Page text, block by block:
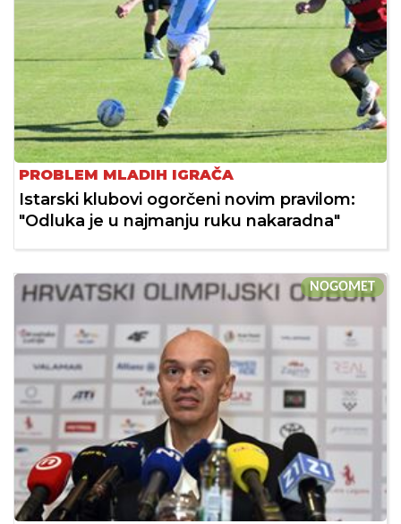
PROBLEM MLADIH IGRAČA
Istarski klubovi ogorčeni novim pravilom:
"Odluka je u najmanju ruku nakaradna"
NOGOMET